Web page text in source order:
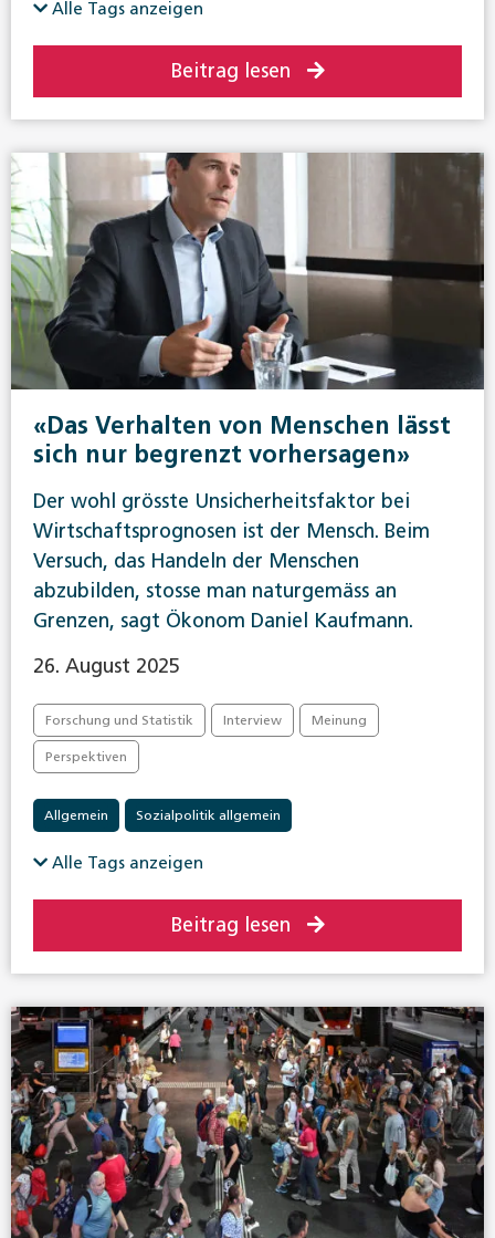
Alle Tags anzeigen
Beitrag lesen
«Das Verhalten von Menschen lässt
sich nur begrenzt vorhersagen»
Der wohl grösste Unsicherheitsfaktor bei
Wirtschaftsprognosen ist der Mensch. Beim
Versuch, das Handeln der Menschen
abzubilden, stosse man naturgemäss an
Grenzen, sagt Ökonom Daniel Kaufmann.
26. August 2025
Forschung und Statistik Interview Meinung
Perspektiven
Allgemein Sozialpolitik allgemein
Alle Tags anzeigen
Beitrag lesen